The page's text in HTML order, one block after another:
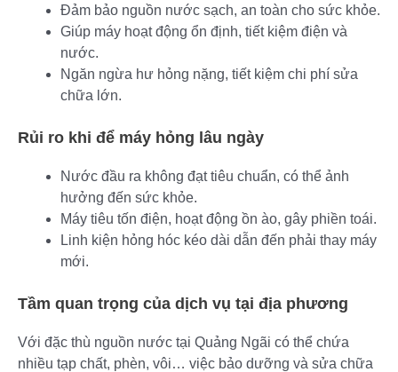
Đảm bảo nguồn nước sạch, an toàn cho sức khỏe.
Giúp máy hoạt động ổn định, tiết kiệm điện và
nước.
Ngăn ngừa hư hỏng nặng, tiết kiệm chi phí sửa
chữa lớn.
Rủi ro khi để máy hỏng lâu ngày
Nước đầu ra không đạt tiêu chuẩn, có thể ảnh
hưởng đến sức khỏe.
Máy tiêu tốn điện, hoạt động ồn ào, gây phiền toái.
Linh kiện hỏng hóc kéo dài dẫn đến phải thay máy
mới.
Tầm quan trọng của dịch vụ tại địa phương
Với đặc thù nguồn nước tại Quảng Ngãi có thể chứa
nhiều tạp chất, phèn, vôi… việc bảo dưỡng và sửa chữa